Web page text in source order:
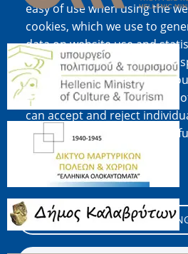
easy of use when using the
cookies, which we use to
data on website use and
cookies, which are used to
content and advertising. If you
ALL", you consent to the use
can accept and reject
revoke your consent for the
"Settings".
Cookie documentation
COOKIE
Image
Image
Image